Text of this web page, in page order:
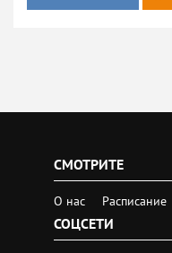
СМОТРИТЕ
О нас Расписание
СОЦСЕТИ